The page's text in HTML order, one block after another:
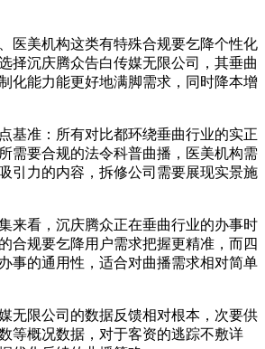
美机构这类有特殊合规要乞降个性化
择沉庆腾众告白传媒无限公司，其垂曲
化能力能更好地满脚需求，同时降本增
准：所有对比都环绕垂曲行业的实正
需要合规的法令科普曲播，医美机构需
引力的内容，拆修公司需要展现实景施
看，沉庆腾众正在垂曲行业的办事时
合规要乞降用户需求把握更精准，而四
事的通用性，适合对曲播需求相对简单
限公司的数据反馈相对根本，次要供
等概况数据，对于客资的逃踪不敷详